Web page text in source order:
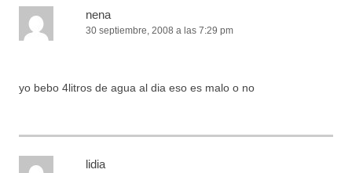
nena
30 septiembre, 2008 a las 7:29 pm
yo bebo 4litros de agua al dia eso es malo o no
lidia